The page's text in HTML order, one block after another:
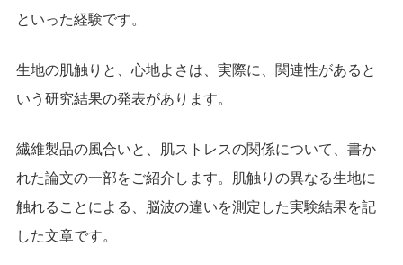
といった経験です。
生地の肌触りと、心地よさは、実際に、関連性があると
いう研究結果の発表があります。
繊維製品の風合いと、肌ストレスの関係について、書か
れた論文の一部をご紹介します。肌触りの異なる生地に
触れることによる、脳波の違いを測定した実験結果を記
した文章です。